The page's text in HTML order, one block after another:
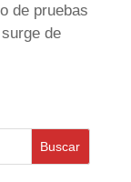
de pruebas
de
Buscar